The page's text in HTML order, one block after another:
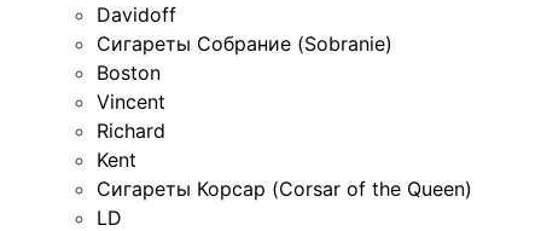
Davidoff
Сигареты Собрание (Sobranie)
Boston
Vincent
Richard
Kent
Сигареты Корсар (Corsar of the Queen)
LD